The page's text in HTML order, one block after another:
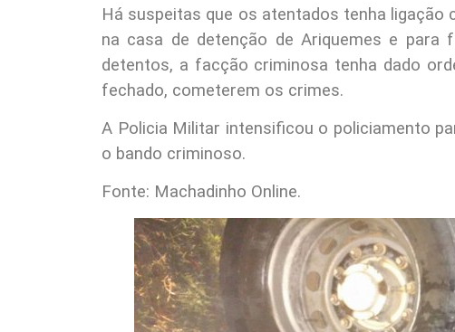
Há suspeitas que os atentados tenha ligação
na casa de detenção de Ariquemes e para
detentos, a facção criminosa tenha dado
fechado, cometerem os crimes.
A Policia Militar intensificou o policiamento
o bando criminoso.
Fonte: Machadinho Online.